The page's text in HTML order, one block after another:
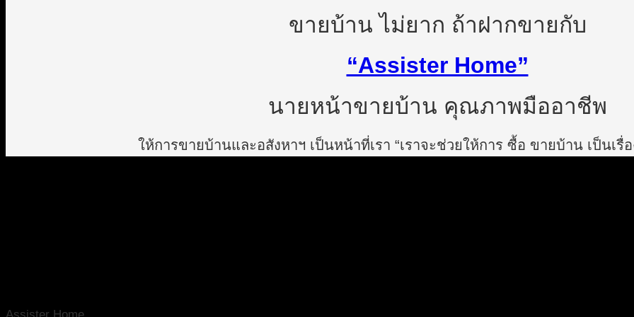
ขายบ้าน ไม่ยาก ถ้าฝากขายกับ
“Assister Home”
นายหน้าขายบ้าน คุณภาพมืออาชีพ
ให้การขายบ้านและอสังหาฯ เป็นหน้าที่เรา “เราจะช่วยให้การ ซื้อ ขายบ้าน เป็นเรื่